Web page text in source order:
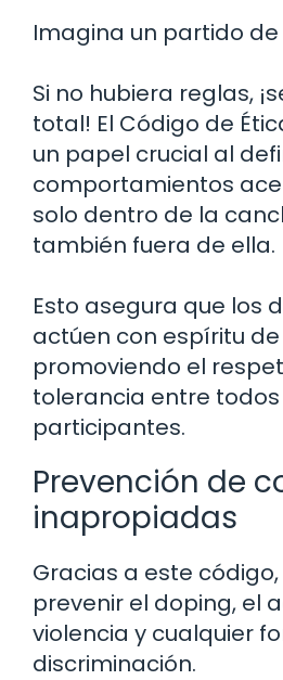
Imagina un partido
Si no hubiera reglas,
total! El Código de
un papel crucial al
comportamientos
solo dentro de la
también fuera de ella.
Esto asegura que los
actúen con espíritu
promoviendo el
tolerancia entre todos
participantes.
Prevención de
inapropiadas
Gracias a este
prevenir el doping, el
violencia y cualquier
discriminación.